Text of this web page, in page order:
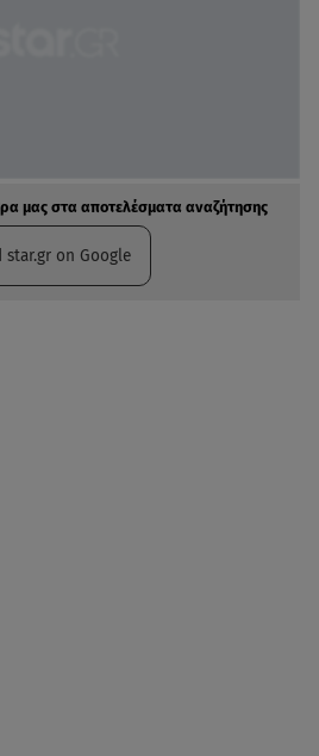
μας στα αποτελέσματα αναζήτησης
star.gr on Google